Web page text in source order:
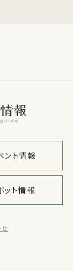
ント情報
ット情報